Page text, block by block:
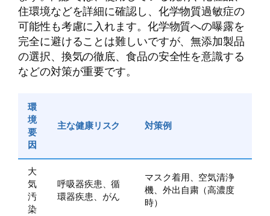
住環境などを詳細に確認し、化学物質過敏症の
可能性も考慮に入れます。化学物質への曝露を
完全に避けることは難しいですが、無添加製品
の選択、換気の徹底、食品の安全性を意識する
などの対策が重要です。
環
境
要
因
主な健康リスク 対策例
大
気
汚
染
呼吸器疾患、循
環器疾患、がん
マスク着用、空気清浄
機、外出自粛（高濃度
時）